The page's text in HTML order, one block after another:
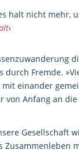
halt nicht mehr,
‹
durch Fremde.
einander
von Anfang an die
Gesellschaft